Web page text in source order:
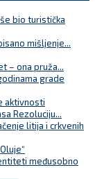
bio turistička
mišljenje...
– ona pruža...
grade
aktivnosti
Rezoluciju...
litija i crkvenih
međusobno